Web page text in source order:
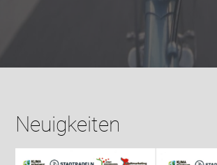
Neuigkeiten